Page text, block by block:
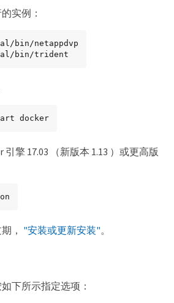
实例：
bin/netappdvp
bin/trident
docker
引擎 17.03 （新版本 1.13 ）或更高版
， "安装或更新安装"。
下所示指定选项：